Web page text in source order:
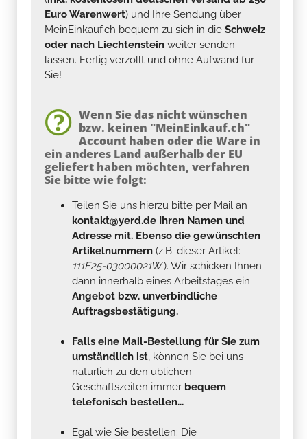
Euro Warenwert) und Ihre Sendung über
MeinEinkauf.ch bequem zu sich in die Schweiz
oder nach Liechtenstein weiter senden
lassen. Fertig verzollt und ohne Aufwand für
Sie!
Wenn Sie das nicht wünschen
bzw. keinen "MeinEinkauf.ch"
Account haben oder die Ware in
ein anderes Land außerhalb der EU
geliefert haben möchten, verfahren
Sie bitte wie folgt:
Teilen Sie uns hierzu bitte per Mail an
kontakt@yerd.de Ihren Namen und
Adresse mit. Ebenso die gewünschten
Artikelnummern (z.B. dieser Artikel:
111F25-03000021W). Wir schicken Ihnen
dann innerhalb eines Arbeitstages ein
Angebot bzw. unverbindliche
Auftragsbestätigung.
Falls eine Mail-Bestellung für Sie zum
umständlich ist, können Sie bei uns
natürlich zu den üblichen
Geschäftszeiten immer bequem
telefonisch bestellen...
Egal wie Sie bestellen: Die